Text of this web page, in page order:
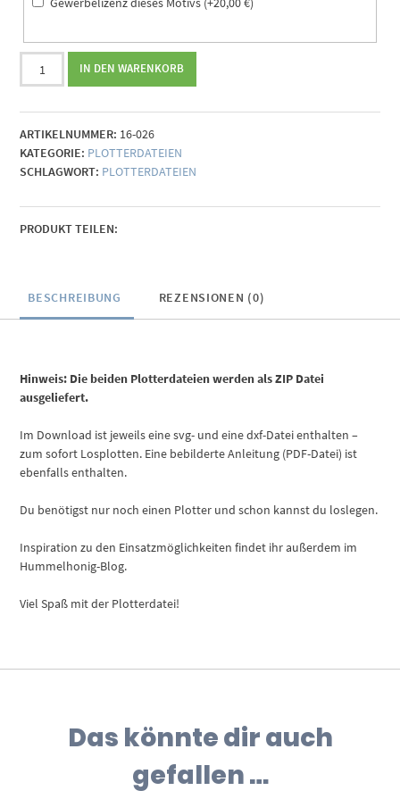
Stars
Menge
IN DEN WARENKORB
ARTIKELNUMMER: 16-026
KATEGORIE: PLOTTERDATEIEN
SCHLAGWORT: PLOTTERDATEIEN
PRODUKT TEILEN:
BESCHREIBUNG REZENSIONEN (0)
Hinweis: Die beiden Plotterdateien werden als ZIP Datei
ausgeliefert.
Im Download ist jeweils eine svg- und eine dxf-Datei enthalten –
zum sofort Losplotten. Eine bebilderte Anleitung (PDF-Datei) ist
ebenfalls enthalten.
Du benötigst nur noch einen Plotter und schon kannst du loslegen.
Inspiration zu den Einsatzmöglichkeiten findet ihr außerdem im
Hummelhonig-Blog.
Viel Spaß mit der Plotterdatei!
Das könnte dir auch
gefallen …